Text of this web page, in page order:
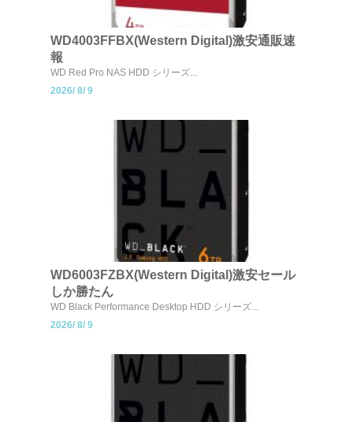
WD4003FFBX(Western Digital)激安通販速
報
WD Red Pro NAS HDD シリーズ...
2026/ 8/ 9
WD6003FZBX(Western Digital)激安セール
しか勝たん
WD Black Performance Desktop HDD シリーズ...
2026/ 8/ 9